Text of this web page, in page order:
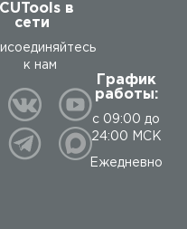
в
сети
к нам
График
работы:
с 09:00 до
24:00 МСК
Ежедневно